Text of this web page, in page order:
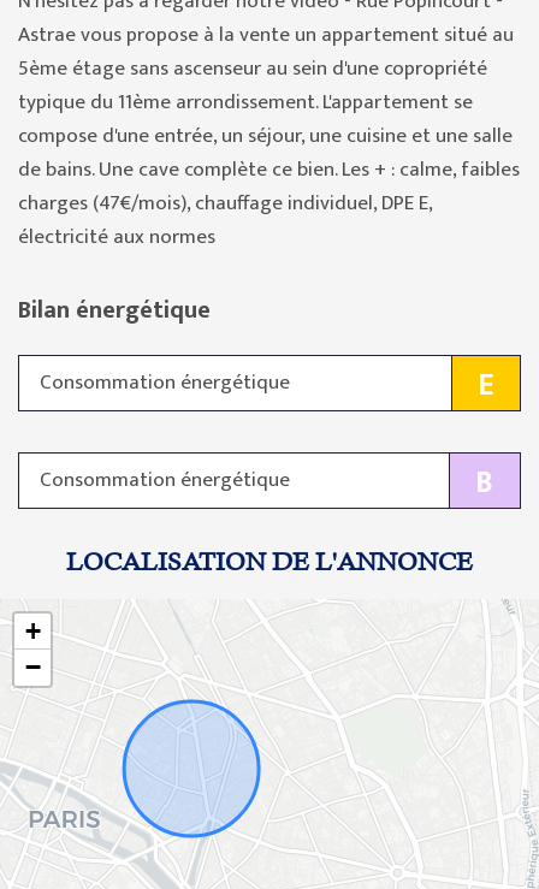
Astrae vous propose à la vente un appartement situé au
5ème étage sans ascenseur au sein d'une copropriété
typique du 11ème arrondissement. L'appartement se
compose d'une entrée, un séjour, une cuisine et une salle
de bains. Une cave complète ce bien. Les + : calme, faibles
charges (47€/mois), chauffage individuel, DPE E,
électricité aux normes
Bilan énergétique
Consommation énergétique E
Consommation énergétique B
LOCALISATION DE L'ANNONCE
+
−